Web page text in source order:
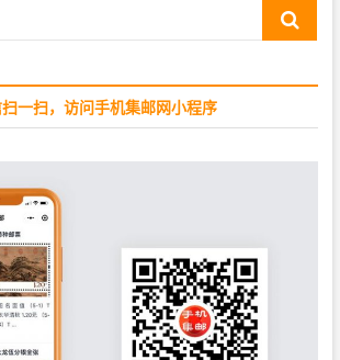
:
一扫，访问手机集邮网小程序